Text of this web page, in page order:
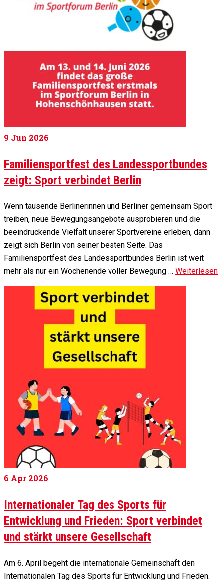
9 Jun 2026
Familiensportfest des Landessportbundes
zeigt: Sport verbindet Berlin
Wenn tausende Berlinerinnen und Berliner gemeinsam Sport
treiben, neue Bewegungsangebote ausprobieren und die
beeindruckende Vielfalt unserer Sportvereine erleben, dann
zeigt sich Berlin von seiner besten Seite. Das
Familiensportfest des Landessportbundes Berlin ist weit
mehr als nur ein Wochenende voller Bewegung … Weiterlesen
6 Apr 2026
Internationaler Tag des Sports für
Entwicklung und Frieden: Sport verbindet
und stärkt unsere Gesellschaft
Am 6. April begeht die internationale Gemeinschaft den
Internationalen Tag des Sports für Entwicklung und Frieden.